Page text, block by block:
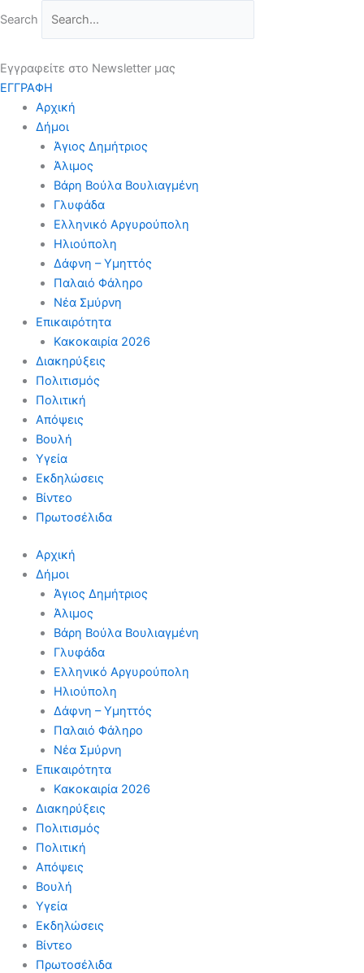
στο
Search
Εγγραφείτε στο Newsletter μας
ΕΓΓΡΑΦΗ
Αρχική
Δήμοι
Άγιος Δημήτριος
Άλιμος
Βάρη Βούλα Βουλιαγμένη
Γλυφάδα
Ελληνικό Αργυρούπολη
Ηλιούπολη
Δάφνη – Υμηττός
Παλαιό Φάληρο
Νέα Σμύρνη
Επικαιρότητα
Κακοκαιρία 2026
Διακηρύξεις
Πολιτισμός
Πολιτική
Απόψεις
Βουλή
Υγεία
Εκδηλώσεις
Βίντεο
Πρωτοσέλιδα
Αρχική
Δήμοι
Άγιος Δημήτριος
Άλιμος
Βάρη Βούλα Βουλιαγμένη
Γλυφάδα
Ελληνικό Αργυρούπολη
Ηλιούπολη
Δάφνη – Υμηττός
Παλαιό Φάληρο
Νέα Σμύρνη
Επικαιρότητα
Κακοκαιρία 2026
Διακηρύξεις
Πολιτισμός
Πολιτική
Απόψεις
Βουλή
Υγεία
Εκδηλώσεις
Βίντεο
Πρωτοσέλιδα